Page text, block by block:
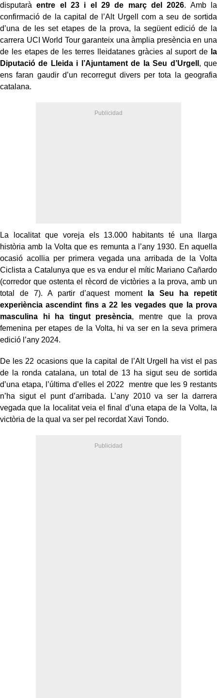
disputaràentre el 23 i el 29 de març del 2026. Amb la
confirmació de la capital de l’Alt Urgell com a seu de sortida
d’una de les set etapes de la prova, la següent edició de la
carrera UCI World Tour garanteix una àmplia presència en una
de les etapes de les terres lleidatanes gràcies al suport de la
Diputació de Lleida i l’Ajuntament de la Seu d’Urgell , que
ens faran gaudir d’un recorregut divers per tota la geografia
catalana.
La localitat que voreja els 13.000 habitants té una llarga
història amb la Volta que es remunta a l’any 1930. En aquella
ocasió acollia per primera vegada una arribada de la Volta
Ciclista a Catalunya que es va endur el mític Mariano Cañardo
(corredor que ostenta el rècord de victòries a la prova, amb un
total de 7). A partir d’aquest moment
la Seu ha repetit
experiència ascendint fins a 22 les vegades que la prova
masculina hi ha tingut presència, mentre que la prova
femenina per etapes de la Volta, hi va ser en la seva primera
edició l’any 2024.
De les 22 ocasions que la capital de l’Alt Urgell ha vist el pas
de la ronda catalana, un total de 13 ha sigut seu de sortida
d’una etapa, l’última d’elles el 2022 mentre que les 9 restants
n’ha sigut el punt d’arribada. L’any 2010 va ser la darrera
vegada que la localitat veia el final d’una etapa de la Volta, la
victòria de la qual va ser pel recordat Xavi Tondo.